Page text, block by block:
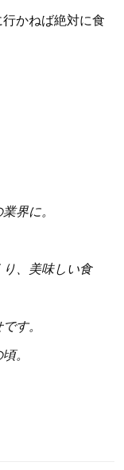
かねば絶対に食
界に。
、美味しい食
す。
。